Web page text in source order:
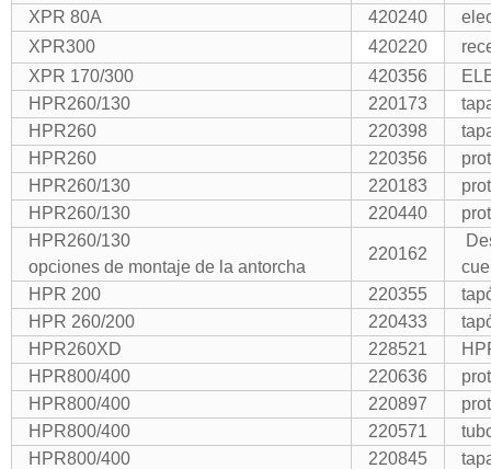
XPR 80A
420240
XPR300
420220
XPR 170/300
420356
HPR260/130
220173
HPR260
220398
HPR260
220356
HPR260/130
220183
HPR260/130
220440
HPR260/130
opciones de montaje de la antorcha
220162
HPR 200
220355
HPR 260/200
220433
HPR260XD
228521
HPR800/400
220636
HPR800/400
220897
HPR800/400
220571
HPR800/400
220845